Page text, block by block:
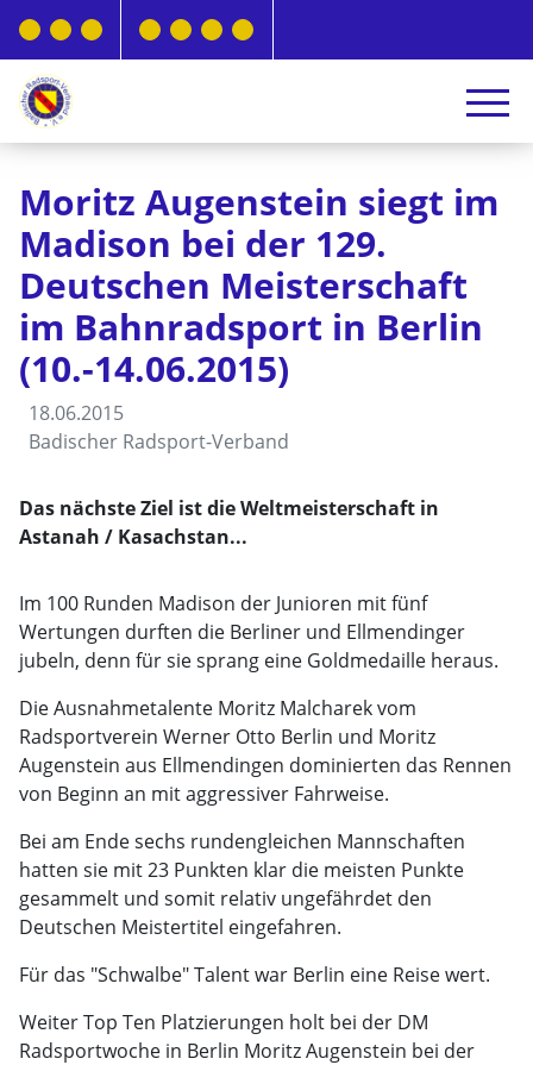
Moritz Augenstein siegt im
Madison bei der 129.
Deutschen Meisterschaft
im Bahnradsport in Berlin
(10.-14.06.2015)
18.06.2015
Badischer Radsport-Verband
Das nächste Ziel ist die Weltmeisterschaft in
Astanah / Kasachstan...
Im 100 Runden Madison der Junioren mit fünf
Wertungen durften die Berliner und Ellmendinger
jubeln, denn für sie sprang eine Goldmedaille heraus.
Die Ausnahmetalente Moritz Malcharek vom
Radsportverein Werner Otto Berlin und Moritz
Augenstein aus Ellmendingen dominierten das Rennen
von Beginn an mit aggressiver Fahrweise.
Bei am Ende sechs rundengleichen Mannschaften
hatten sie mit 23 Punkten klar die meisten Punkte
gesammelt und somit relativ ungefährdet den
Deutschen Meistertitel eingefahren.
Für das "Schwalbe" Talent war Berlin eine Reise wert.
Weiter Top Ten Platzierungen holt bei der DM
Radsportwoche in Berlin Moritz Augenstein bei der